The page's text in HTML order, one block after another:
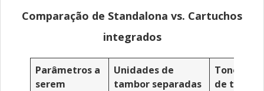
Comparação de Standalona vs. Cartuchos
integrados
Parâmetros a
serem
Unidades de
tambor separadas
Toner e
de